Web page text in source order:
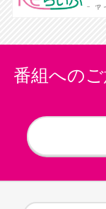
番組への